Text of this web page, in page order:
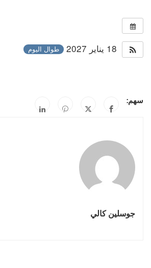
18 يناير 2027 طوال اليوم
سهم:
جوسلين كالي